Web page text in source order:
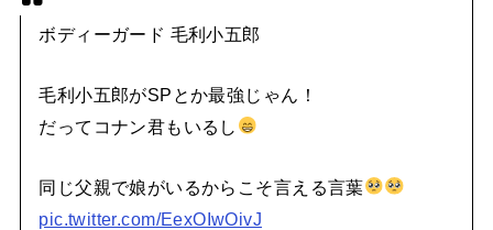
ボディーガード 毛利小五郎
毛利小五郎がSPとか最強じゃん！
だってコナン君もいるし
同じ父親で娘がいるからこそ言える言葉
pic.twitter.com/EexOIwOivJ